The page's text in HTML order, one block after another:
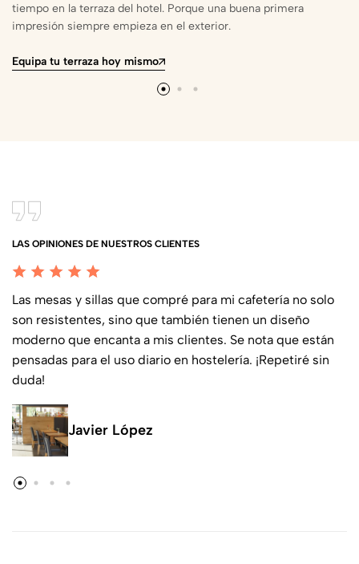
tiempo en la terraza del hotel. Porque una buena primera
impresión siempre empieza en el exterior.
Equipa tu terraza hoy mismo
LAS OPINIONES DE NUESTROS CLIENTES
Las mesas y sillas que compré para mi cafetería no solo
son resistentes, sino que también tienen un diseño
moderno que encanta a mis clientes. Se nota que están
pensadas para el uso diario en hostelería. ¡Repetiré sin
duda!
Javier López